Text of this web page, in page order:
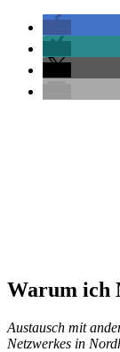
Warum ich
Austausch mit
Netzwerkes in